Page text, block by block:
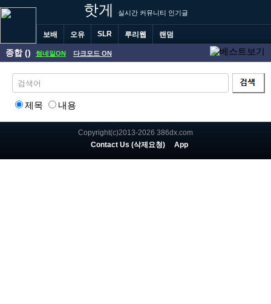
핫게 실시간 커뮤니티 인기글
보배 오유 SLR 루리웹 랜덤
종합 () 썸네일ON 다크모드 ON
제목 내용
Copyright(c)2013-2026 386dx.com
Contact Us (삭제요청)
App